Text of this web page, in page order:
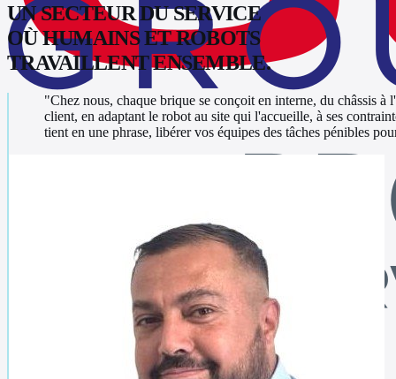
UN SECTEUR DU SERVICE
OÙ HUMAINS ET ROBOTS
TRAVAILLENT ENSEMBLE.
"Chez nous, chaque brique se conçoit en interne, du châssis
client, en adaptant le robot au site qui l'accueille, à ses
tient en une phrase, libérer vos équipes des tâches pénibles